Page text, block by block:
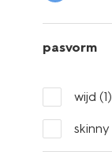
pasvorm
wijd (1)
skinny